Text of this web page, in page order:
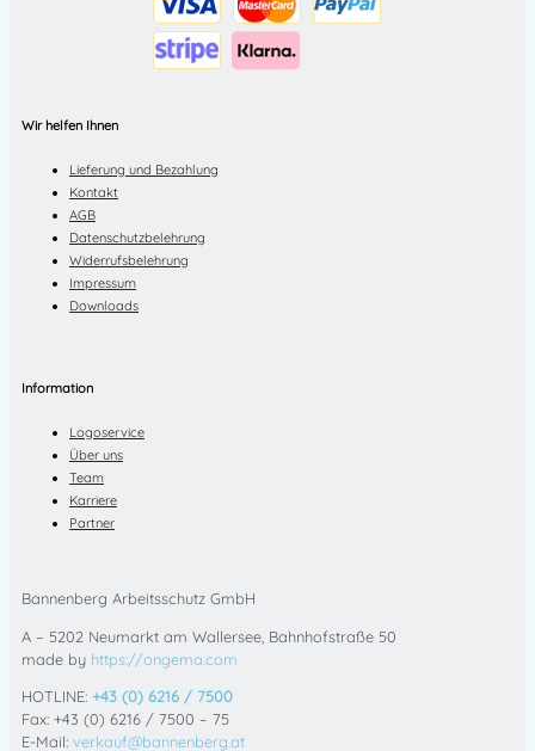
Wir helfen Ihnen
Lieferung und Bezahlung
Kontakt
AGB
Datenschutzbelehrung
Widerrufsbelehrung
Impressum
Downloads
Information
Logoservice
Über uns
Team
Karriere
Partner
Bannenberg Arbeitsschutz GmbH
A – 5202 Neumarkt am Wallersee, Bahnhofstraße 50
made by https://ongema.com
HOTLINE: +43 (0) 6216 / 7500
Fax: +43 (0) 6216 / 7500 – 75
E-Mail: verkauf@bannenberg.at